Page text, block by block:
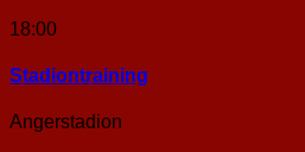
18:00
Stadion­training
Angerstadion